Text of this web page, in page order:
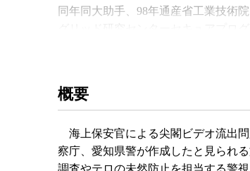
同年同大助手、98年通産省工業技術
ター主任研究員。共著に『情報社会
概要
海上保安官による尖閣ビデオ流出
察庁、愛知県警が作成したと見られ
調査やテロの未然防止を担当する警